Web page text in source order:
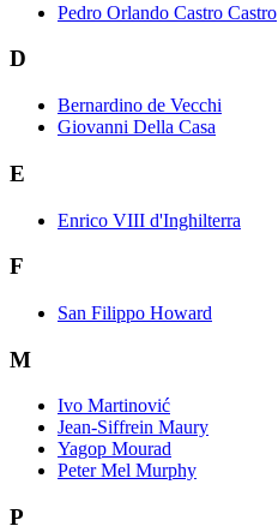
Pedro Orlando Castro Castro
D
Bernardino de Vecchi
Giovanni Della Casa
E
Enrico VIII d'Inghilterra
F
San Filippo Howard
M
Ivo Martinović
Jean-Siffrein Maury
Yagop Mourad
Peter Mel Murphy
P